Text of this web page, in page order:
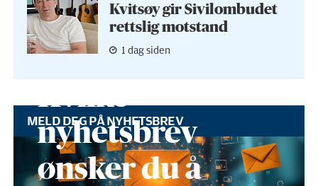
Kvitsøy gir Sivilombudet
rettslig motstand
1 dag siden
MELD DEG PÅ NYHETSBREV
Hvilke
nyhetsbrev
ønsker du å